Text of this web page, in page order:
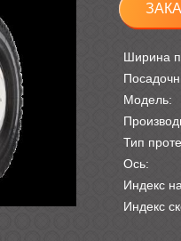
Ширина
Модель:
Тип
Ось:
Индекс
Индекс